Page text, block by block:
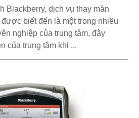
Blackberry, dịch vụ thay màn
biết đến là một trong nhiều
nghiệp của trung tâm, đây
của trung tâm khi ...